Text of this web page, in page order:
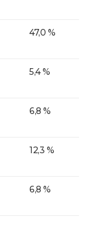
47,0 %
5,4 %
6,8 %
12,3 %
6,8 %